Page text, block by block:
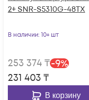
2+ SNR-S5310G-48TX
В наличии: 10+ шт
253 374₸-9%
231 403 ₸
В корзину